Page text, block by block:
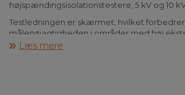
højspændingsisolationstestere, 5 kV og 10
Testledningen er skærmet, hvilket forbedrer
målenøjagtigheden i områder med høj
elektromagnetisk interferens.
Læs mere